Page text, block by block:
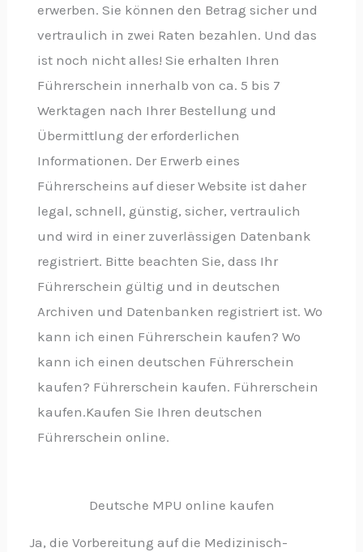
erwerben. Sie können den Betrag sicher und
vertraulich in zwei Raten bezahlen. Und das
ist noch nicht alles! Sie erhalten Ihren
Führerschein innerhalb von ca. 5 bis 7
Werktagen nach Ihrer Bestellung und
Übermittlung der erforderlichen
Informationen. Der Erwerb eines
Führerscheins auf dieser Website ist daher
legal, schnell, günstig, sicher, vertraulich
und wird in einer zuverlässigen Datenbank
registriert. Bitte beachten Sie, dass Ihr
Führerschein gültig und in deutschen
Archiven und Datenbanken registriert ist. Wo
kann ich einen Führerschein kaufen? Wo
kann ich einen deutschen Führerschein
kaufen? Führerschein kaufen. Führerschein
kaufen.Kaufen Sie Ihren deutschen
Führerschein online.
Deutsche MPU online kaufen
Ja, die Vorbereitung auf die Medizinisch-